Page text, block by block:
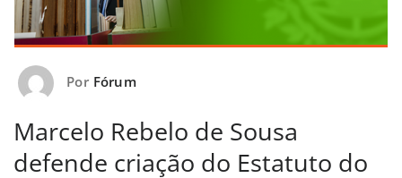
Por Fórum
Marcelo Rebelo de Sousa
defende criação do Estatuto do